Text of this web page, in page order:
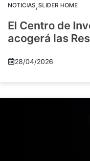
NOTICIAS,SLIDER HOME
El Centro de
acogerá las
28/04/2026